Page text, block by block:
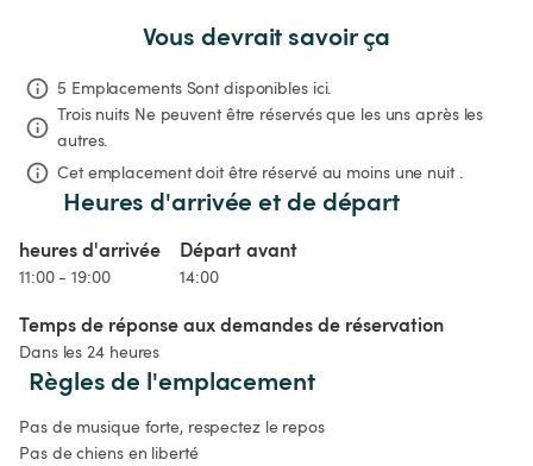
Vous devrait savoir ça
5 Emplacements Sont disponibles ici.
Trois nuits Ne peuvent être réservés que les uns après les
autres.
Cet emplacement doit être réservé au moins une nuit .
Heures d'arrivée et de départ
heures d'arrivée
11:00 - 19:00
Départ avant
14:00
Temps de réponse aux demandes de réservation
Dans les 24 heures
Règles de l'emplacement
Pas de musique forte, respectez le repos
Pas de chiens en liberté